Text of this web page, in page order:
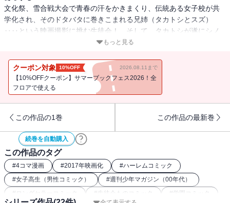
文化祭、雪合戦大会で青春の汗をかきまくり、伝統ある女子校が共
学化され、そのドタバタに巻きこまれる兄姉（タカトシとスズ）
‥‥という映画撮影に挑む生徒会！ そして、タカトシが遂にシノ
部屋で‥‥！？？ 刺激満載！？ 最新巻！！
もっと見る
クーポン対象 10%OFF 2026.08.11まで
【10%OFFクーポン】サマーブックフェス2026！全
フロアで使える
この作品の1巻 この作品の最新巻
続巻を自動購入
この作品のタグ
#4コマ漫画 #2017年映画化 #ハーレムコミック
#女子高生（男性コミック） #週刊少年マガジン（00年代）
# ロングセラーコミック # 生徒会ものコミック # 学園コミック